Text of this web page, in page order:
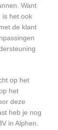
Want
is het ook
de klant
op het
het
deze
heb je nog
in Alphen.